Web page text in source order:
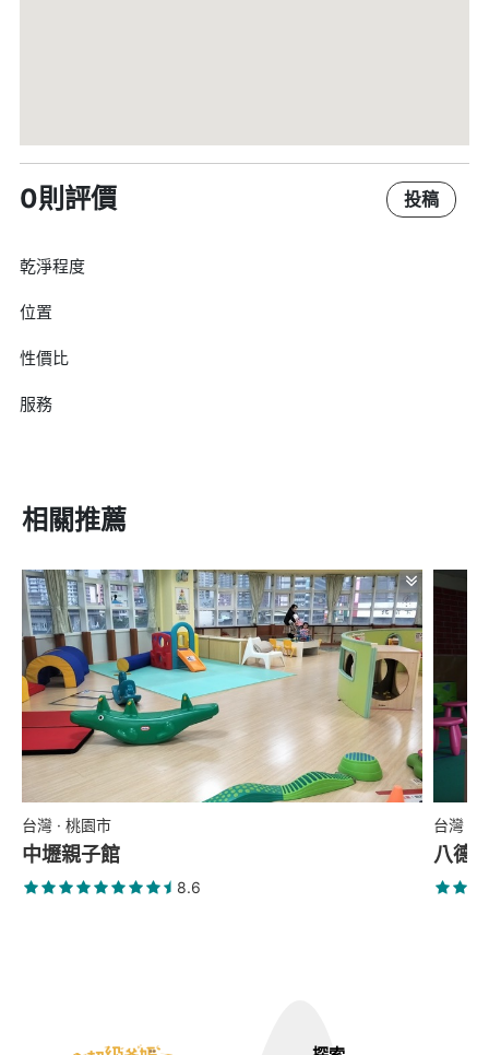
0則評價 投稿
乾淨程度
位置
性價比
服務
相關推薦
台灣 · 桃園市
中壢親子館
8.6
台灣 ·
八德